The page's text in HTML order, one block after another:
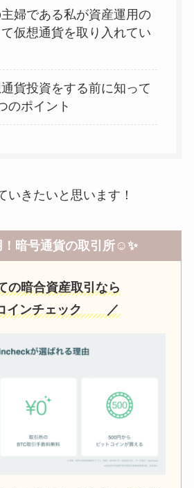
婦である私が資産運用の
仮想通貨を取り入れてい
貨投資をする前に知って
のポイント
いきたいと思います！
！暗号通貨の取引所☺️✨
の暗合資産取引なら
ンチェック ／